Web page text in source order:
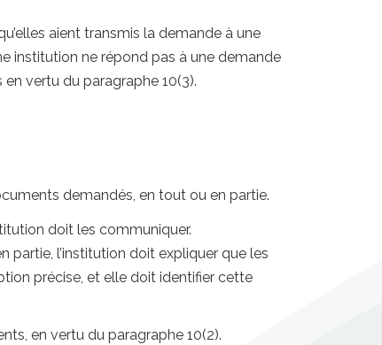
aient transmis la demande à une
institution ne répond pas à une demande
vertu du paragraphe 10(3).
demandés, en tout ou en partie.
doit les communiquer.
partie, l’institution doit expliquer que les
précise, et elle doit identifier cette
en vertu du paragraphe 10(2).